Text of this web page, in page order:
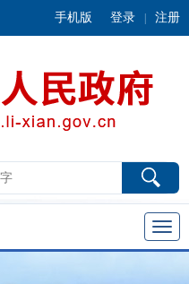
手机版 登录 注册